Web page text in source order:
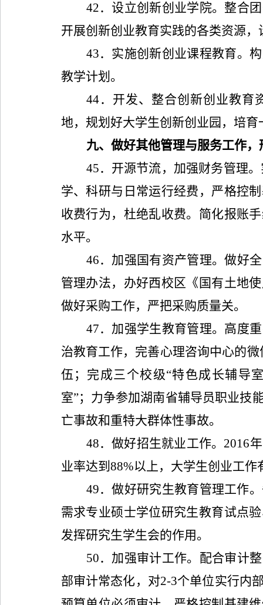
42．设立创新创业学院。整合
开展创新创业教育实践的各类资源
43．实施创新创业课程教育。
教学计划。
44．开发、整合创新创业教育
地，规划好大学生创新创业园，培
九、做好其他管理与服务工作，
45．开源节流，加强财务管理
学、科研与日常运行经费，严格控
收费行为，杜绝乱收费。简化报账
水平。
46．加强国有资产管理。做好
管理办法，办好西校区《国有土地
做好采购工作，严把采购质量关。
47．加强学生教育管理。高度
治教育工作，完善心理咨询中心的
伍；完成三个校级“特色成长辅导
室”；力争参加湖南省辅导员职业技
亡事故和重特大群体性事故。
48．做好招生就业工作。 2016
业率达到 88%以上，大学生创业工作
49．做好研究生教育管理工作
需求专业硕士学位研究生教育试点
发挥研究生学生会的作用。
50．加强审计工作。配合审计
部审计常态化，对2-3个单位实行内